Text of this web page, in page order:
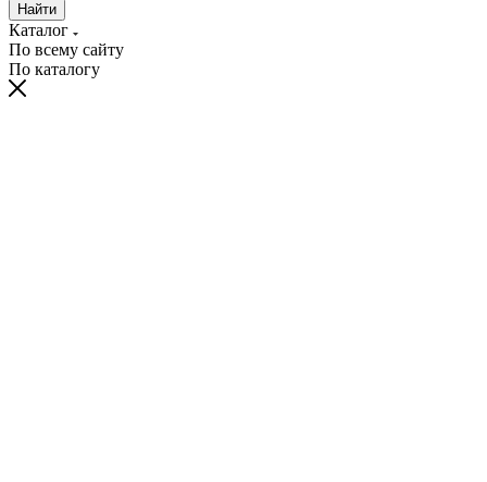
Найти
Каталог
По всему сайту
По каталогу